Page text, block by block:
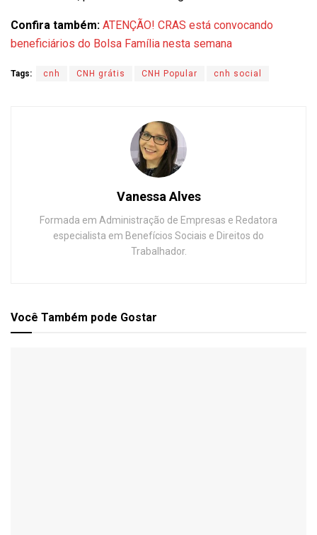
Confira também: ATENÇÃO! CRAS está convocando
beneficiários do Bolsa Família nesta semana
Tags: cnh CNH grátis CNH Popular cnh social
Vanessa Alves
Formada em Administração de Empresas e Redatora
especialista em Benefícios Sociais e Direitos do
Trabalhador.
Você Também pode Gostar